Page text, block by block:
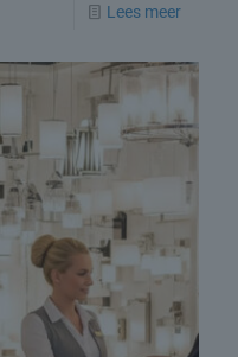
Lees meer